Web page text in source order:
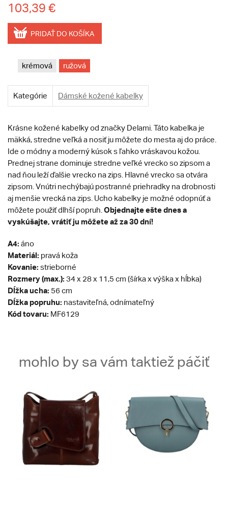
103,39 €
PRIDAŤ DO KOŠÍKA
krémová ružová
Kategórie Dámské kožené kabelky
Krásne kožené kabelky od značky Delami. Táto kabelka je
mäkká, stredne veľká a nosiť ju môžete do mesta aj do práce.
Ide o módny a moderný kúsok s ľahko vráskavou kožou.
Prednej strane dominuje stredne veľké vrecko so zipsom a
nad ňou leží ďalšie vrecko na zips. Hlavné vrecko sa otvára
zipsom. Vnútri nechýbajú postranné priehradky na drobnosti
aj menšie vrecká na zips. Ucho kabelky je možné odopnúť a
môžete použiť dlhší popruh. Objednajte ešte dnes a
vyskúšajte, vrátiť ju môžete až za 30 dní!
A4: áno
Materiál: pravá koža
Kovanie: strieborné
Rozmery (max.): 34 x 28 x 11,5 cm (šírka x výška x hĺbka)
Dĺžka ucha: 56 cm
Dĺžka popruhu: nastaviteľná, odnímateľný
Kód tovaru: MF6129
mohlo by sa vám taktiež páčiť